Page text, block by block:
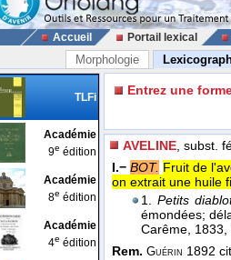
Accueil Portail lexical
Morphologie
TLFi
Académie
9e édition
Académie
8e édition
Académie
4e édition
Entrez une
AVELINE , subst.
I.− BOT. Fruit de
on extrait une huile
1.Petits
émondées;
Carême, 1833,
Rem. Guérin 1892